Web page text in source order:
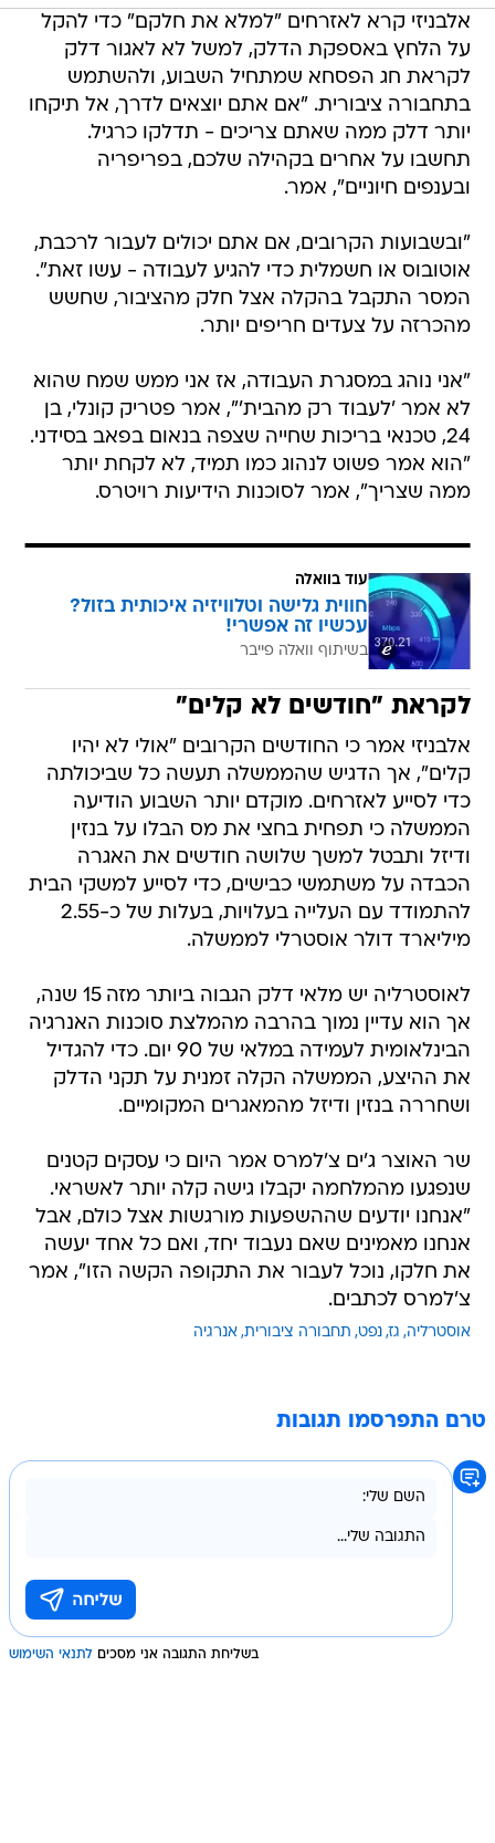
אלבניזי קרא לאזרחים "למלא את חלקם" כדי להקל
על הלחץ באספקת הדלק, למשל לא לאגור דלק
לקראת חג הפסחא שמתחיל השבוע, ולהשתמש
בתחבורה ציבורית. "אם אתם יוצאים לדרך, אל תיקחו
יותר דלק ממה שאתם צריכים - תדלקו כרגיל.
תחשבו על אחרים בקהילה שלכם, בפריפריה
ובענפים חיוניים", אמר.
"ובשבועות הקרובים, אם אתם יכולים לעבור לרכבת,
אוטובוס או חשמלית כדי להגיע לעבודה - עשו זאת".
המסר התקבל בהקלה אצל חלק מהציבור, שחשש
מהכרזה על צעדים חריפים יותר.
"אני נוהג במסגרת העבודה, אז אני ממש שמח שהוא
לא אמר 'לעבוד רק מהבית'", אמר פטריק קונלי, בן
24, טכנאי בריכות שחייה שצפה בנאום בפאב בסידני.
"הוא אמר פשוט לנהוג כמו תמיד, לא לקחת יותר
ממה שצריך", אמר לסוכנות הידיעות רויטרס.
עוד בוואלה
חווית גלישה וטלוויזיה איכותית בזול?
עכשיו זה אפשרי!
בשיתוף וואלה פייבר
לקראת "חודשים לא קלים"
אלבניזי אמר כי החודשים הקרובים "אולי לא יהיו
קלים", אך הדגיש שהממשלה תעשה כל שביכולתה
כדי לסייע לאזרחים. מוקדם יותר השבוע הודיעה
הממשלה כי תפחית בחצי את מס הבלו על בנזין
ודיזל ותבטל למשך שלושה חודשים את האגרה
הכבדה על משתמשי כבישים, כדי לסייע למשקי הבית
להתמודד עם העלייה בעלויות, בעלות של כ-2.55
מיליארד דולר אוסטרלי לממשלה.
לאוסטרליה יש מלאי דלק הגבוה ביותר מזה 15 שנה,
אך הוא עדיין נמוך בהרבה מהמלצת סוכנות האנרגיה
הבינלאומית לעמידה במלאי של 90 יום. כדי להגדיל
את ההיצע, הממשלה הקלה זמנית על תקני הדלק
ושחררה בנזין ודיזל מהמאגרים המקומיים.
שר האוצר ג'ים צ'למרס אמר היום כי עסקים קטנים
שנפגעו מהמלחמה יקבלו גישה קלה יותר לאשראי.
"אנחנו יודעים שההשפעות מורגשות אצל כולם, אבל
אנחנו מאמינים שאם נעבוד יחד, ואם כל אחד יעשה
את חלקו, נוכל לעבור את התקופה הקשה הזו", אמר
צ'למרס לכתבים.
אוסטרליה גז נפט תחבורה ציבורית אנרגיה
טרם התפרסמו תגובות
בשליחת התגובה אני מסכים לתנאי השימוש